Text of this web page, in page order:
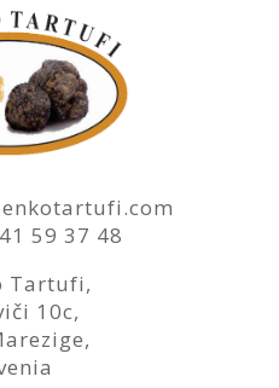
59 37 48
Tartufi,
10c,